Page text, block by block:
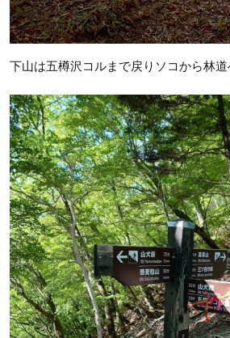
下山は五樽沢コルまで戻りソコから林道